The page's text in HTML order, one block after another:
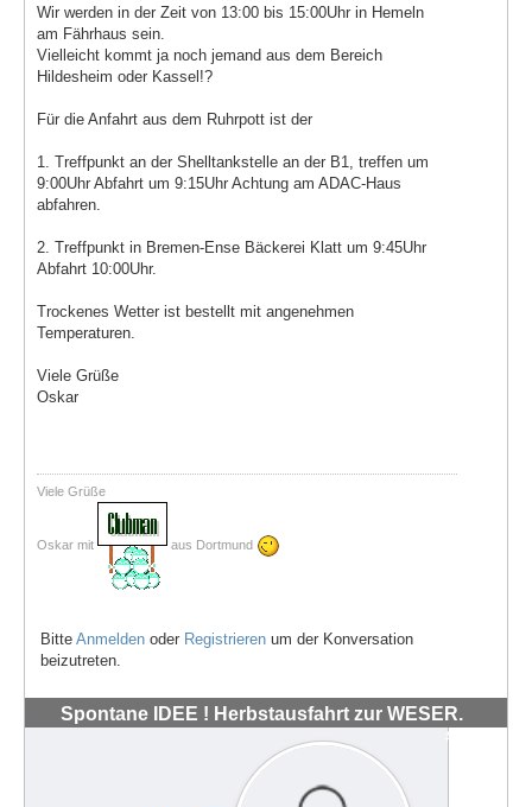
Wir werden in der Zeit von 13:00 bis 15:00Uhr in Hemeln
am Fährhaus sein.
Vielleicht kommt ja noch jemand aus dem Bereich
Hildesheim oder Kassel!?
Für die Anfahrt aus dem Ruhrpott ist der
1. Treffpunkt an der Shelltankstelle an der B1, treffen um
9:00Uhr Abfahrt um 9:15Uhr Achtung am ADAC-Haus
abfahren.
2. Treffpunkt in Bremen-Ense Bäckerei Klatt um 9:45Uhr
Abfahrt 10:00Uhr.
Trockenes Wetter ist bestellt mit angenehmen
Temperaturen.
Viele Grüße
Oskar
Viele Grüße
Oskar mit aus Dortmund
Bitte Anmelden oder Registrieren um der Konversation
beizutreten.
Spontane IDEE ! Herbstausfahrt zur WESER.
#72035